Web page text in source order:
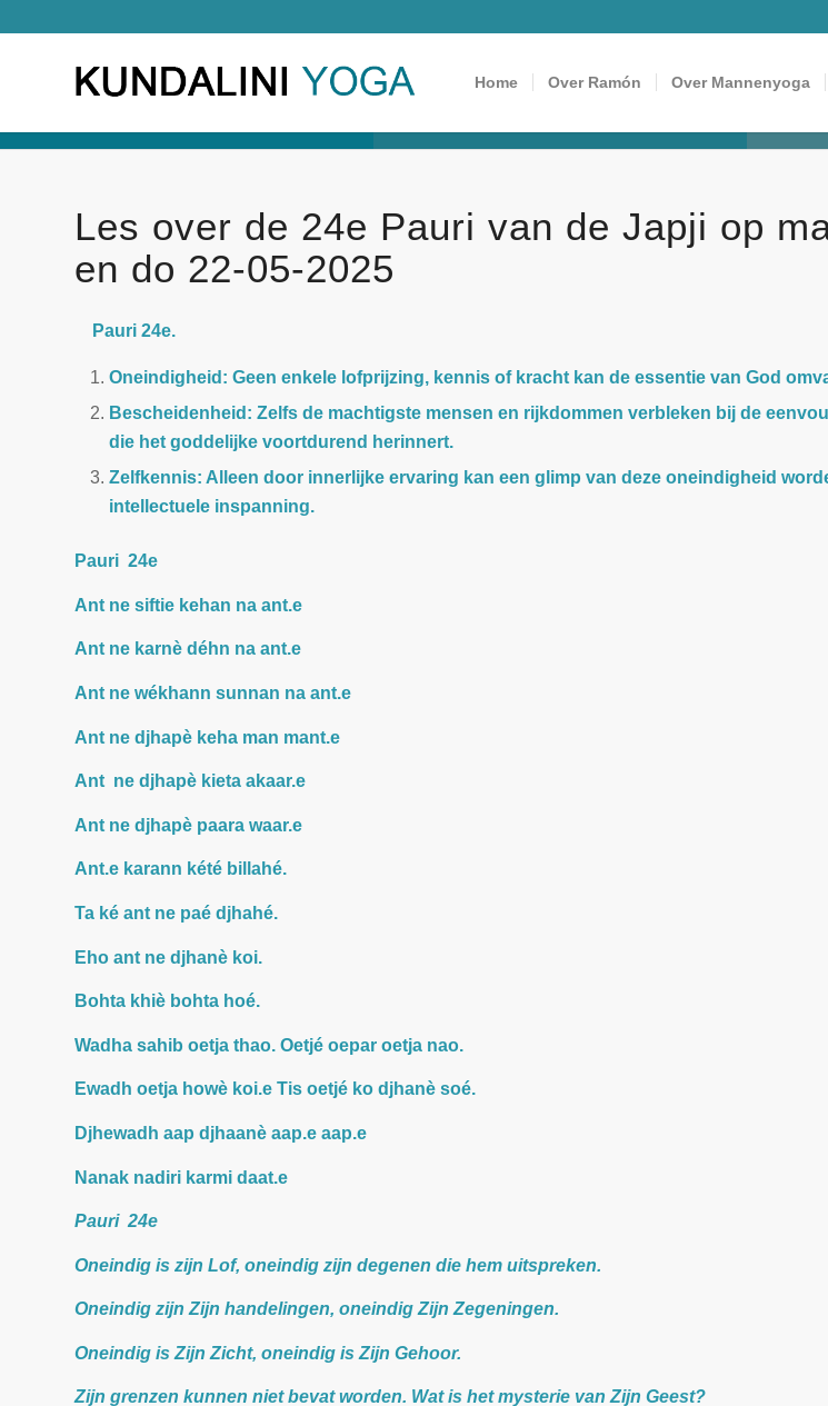
Home Over Ramón Over Mannenyoga
Les over de 24e Pauri van de Japji op
en do 22-05-2025
Pauri 24e.
Oneindigheid: Geen enkele lofprijzing, kennis of kracht kan de essentie van God
Bescheidenheid: Zelfs de machtigste mensen en rijkdommen verbleken bij de
die het goddelijke voortdurend herinnert.
Zelfkennis: Alleen door innerlijke ervaring kan een glimp van deze oneindigheid
intellectuele inspanning.
Pauri 24e
Ant ne siftie kehan na ant.e
Ant ne karnè déhn na ant.e
Ant ne wékhann sunnan na ant.e
Ant ne djhapè keha man mant.e
Ant ne djhapè kieta akaar.e
Ant ne djhapè paara waar.e
Ant.e karann kété billahé.
Ta ké ant ne paé djhahé.
Eho ant ne djhanè koi.
Bohta khiè bohta hoé.
Wadha sahib oetja thao. Oetjé oepar oetja nao.
Ewadh oetja howè koi.e Tis oetjé ko djhanè soé.
Djhewadh aap djhaanè aap.e aap.e
Nanak nadiri karmi daat.e
Pauri 24e
Oneindig is zijn Lof, oneindig zijn degenen die hem uitspreken.
Oneindig zijn Zijn handelingen, oneindig Zijn Zegeningen.
Oneindig is Zijn Zicht, oneindig is Zijn Gehoor.
Zijn grenzen kunnen niet bevat worden. Wat is het mysterie van Zijn Geest?